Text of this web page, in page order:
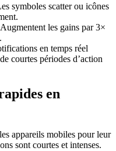
symboles scatter ou icônes
Augmentent les gains par 3×
en temps réel
courtes périodes d’action
en
appareils mobiles pour leur
sont courtes et intenses.